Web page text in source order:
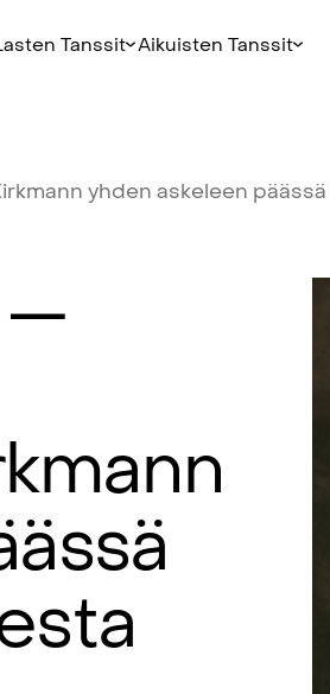
Tanssit Aikuisten Tanssit
yhden askeleen päässä
—